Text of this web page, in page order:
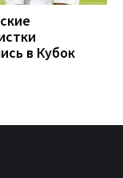
в Кубок